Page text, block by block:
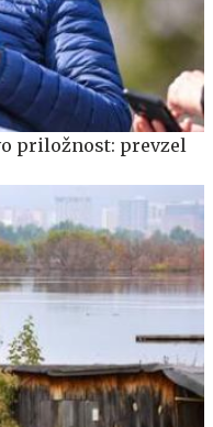
priložnost: prevzel